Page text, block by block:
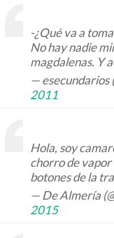
-¿Qué va a
No hay nadie
magdalenas. Y
— esecundarios
2011
Hola, soy
chorro de vapor
botones de la
— De Almería
2015